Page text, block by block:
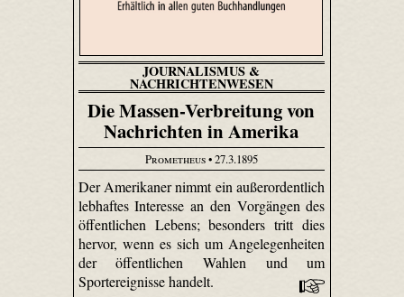
JOURNALISMUS &
NACHRICHTENWESEN
Die Massen-Verbreitung von
Nachrichten in Amerika
Prometheus• 27.3.1895
Der Amerikaner nimmt ein außerordentlich
lebhaftes Interesse an den Vorgängen des
öffentlichen Lebens; besonders tritt dies
hervor, wenn es sich um Angelegenheiten
der öffentlichen Wahlen und um
Sportereignisse handelt.